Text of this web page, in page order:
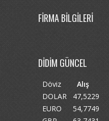
FİRMA BİLGİLERİ
DİDİM GÜNCEL
Döviz Alış
DOLAR
47,5229
EURO
54,7749